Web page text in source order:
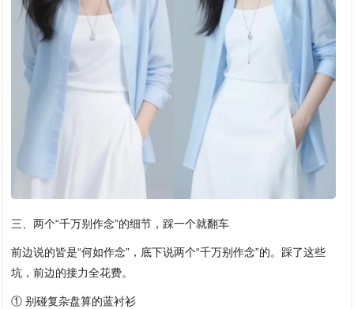
三、两个“千万别作念”的细节，踩一个就翻车
前边说的皆是“何如作念”，底下说两个“千万别作念”的。踩了这些
坑，前边的接力全花费。
① 别碰复杂盘算的蓝衬衫